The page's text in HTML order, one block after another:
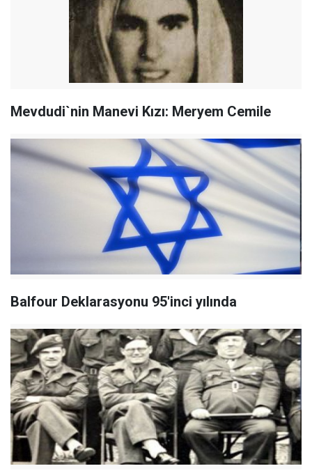
Mevdudi`nin Manevi Kızı: Meryem Cemile
Balfour Deklarasyonu 95'inci yılında